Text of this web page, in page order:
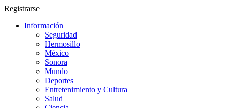
Registrarse
Información
Seguridad
Hermosillo
México
Sonora
Mundo
Deportes
Entretenimiento y Cultura
Salud